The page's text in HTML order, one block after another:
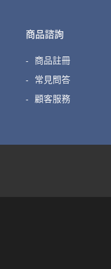
商品諮詢
商品註冊
常見問答
顧客服務